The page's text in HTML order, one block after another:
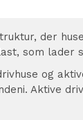
der
som lader
og
Aktive